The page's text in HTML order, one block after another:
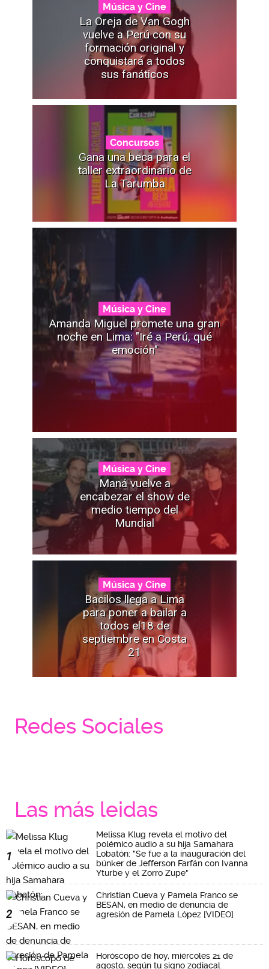
Música y Cine
La Oreja de Van Gogh
vuelve a Perú con su
formación original y
conquistará a todos
sus fanáticos
Concursos
Gana una beca para el
taller extraordinario de
La Tarumba
Música y Cine
Amanda Miguel promete una gran
noche en Lima: "Iré a Perú, qué
emoción"
Música y Cine
Maná vuelve a
encabezar el show de
medio tiempo del
Mundial
Música y Cine
Bacilos llega a Lima
para poner a bailar a
todos el18 de
septiembre en Costa
21
Redes Sociales
Las más leidas
1
Melissa Klug revela el motivo del
polémico audio a su hija Samahara
Lobatón: "Se fue a la inauguración del
búnker de Jefferson Farfán con Ivanna
Yturbe y el Zorro Zupe"
2
Christian Cueva y Pamela Franco se
BESAN, en medio de denuncia de
agresión de Pamela López [VIDEO]
Horóscopo de hoy, miércoles 21 de
agosto, según tu signo zodiacal